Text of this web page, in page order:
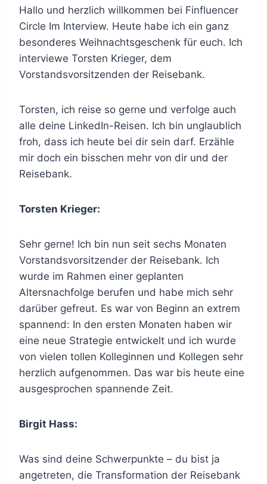
Hallo und herzlich willkommen bei Finfluencer
Circle Im Interview. Heute habe ich ein ganz
besonderes Weihnachtsgeschenk für euch. Ich
interviewe Torsten Krieger, dem
Vorstandsvorsitzenden der Reisebank.
Torsten, ich reise so gerne und verfolge auch
alle deine LinkedIn-Reisen. Ich bin unglaublich
froh, dass ich heute bei dir sein darf. Erzähle
mir doch ein bisschen mehr von dir und der
Reisebank.
Torsten Krieger:
Sehr gerne! Ich bin nun seit sechs Monaten
Vorstandsvorsitzender der Reisebank. Ich
wurde im Rahmen einer geplanten
Altersnachfolge berufen und habe mich sehr
darüber gefreut. Es war von Beginn an extrem
spannend: In den ersten Monaten haben wir
eine neue Strategie entwickelt und ich wurde
von vielen tollen Kolleginnen und Kollegen sehr
herzlich aufgenommen. Das war bis heute eine
ausgesprochen spannende Zeit.
Birgit Hass:
Was sind deine Schwerpunkte – du bist ja
angetreten, die Transformation der Reisebank